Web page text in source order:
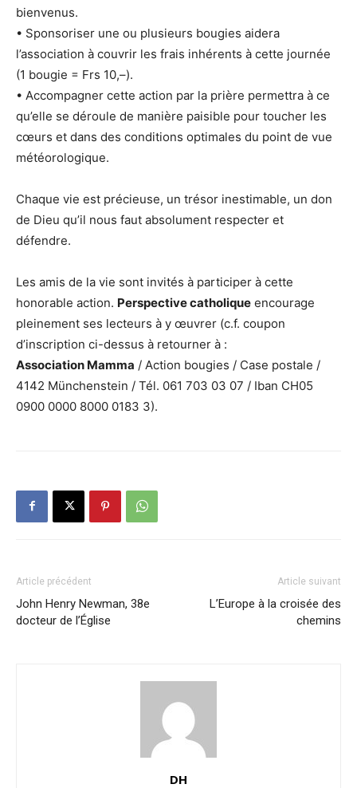
bienvenus.
• Sponsoriser une ou plusieurs bougies aidera
l’association à couvrir les frais inhérents à cette journée
(1 bougie = Frs 10,–).
• Accompagner cette action par la prière permettra à ce
qu’elle se déroule de manière paisible pour toucher les
cœurs et dans des conditions optimales du point de vue
météorologique.
Chaque vie est précieuse, un trésor inestimable, un don
de Dieu qu’il nous faut absolument respecter et
défendre.
Les amis de la vie sont invités à participer à cette
honorable action. Perspective catholique encourage
pleinement ses lecteurs à y œuvrer (c.f. coupon
d’inscription ci-dessus à retourner à :
Association Mamma / Action bougies / Case postale /
4142 Münchenstein / Tél. 061 703 03 07 / Iban CH05
0900 0000 8000 0183 3).
Article précédent
John Henry Newman, 38e
docteur de l’Église
Article suivant
L’Europe à la croisée des
chemins
DH